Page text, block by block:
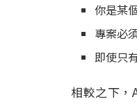
你是某
專案必
即使只
相較之下